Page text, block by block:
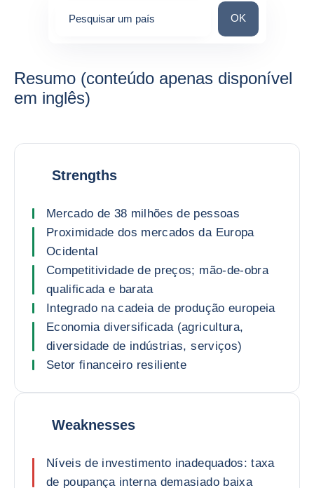
Pesquisar um país Pesquisar um
OK
Resumo (conteúdo apenas disponível
em inglês)
Strengths
Mercado de 38 milhões de pessoas
Proximidade dos mercados da Europa
Ocidental
Competitividade de preços; mão-de-obra
qualificada e barata
Integrado na cadeia de produção europeia
Economia diversificada (agricultura,
diversidade de indústrias, serviços)
Setor financeiro resiliente
Weaknesses
Níveis de investimento inadequados: taxa
de poupança interna demasiado baixa